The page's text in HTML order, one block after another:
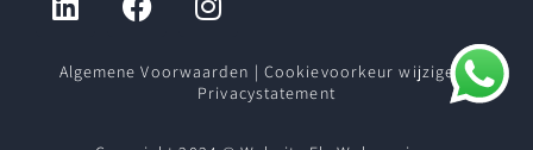
Algemene Voorwaarden | Cookievoorkeur wijzigen|
Privacystatement